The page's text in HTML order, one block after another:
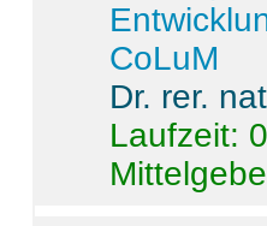
CoLuM
Dr. rer.
Laufzeit: